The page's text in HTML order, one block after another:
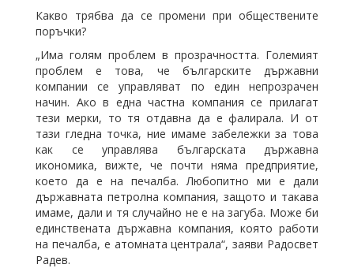
Какво трябва да се промени при обществените
поръчки?
„Има голям проблем в прозрачността. Големият
проблем е това, че българските държавни
компании се управляват по един непрозрачен
начин. Ако в една частна компания се прилагат
тези мерки, то тя отдавна да е фалирала. И от
тази гледна точка, ние имаме забележки за това
как се управлява българската държавна
икономика, вижте, че почти няма предприятие,
което да е на печалба. Любопитно ми е дали
държавната петролна компания, защото и такава
имаме, дали и тя случайно не е на загуба. Може би
единствената държавна компания, която работи
на печалба, е атомната централа“, заяви Радосвет
Радев.